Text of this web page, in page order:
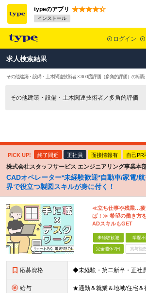
typeのアプリ
インストール
ログイン
求人検索結果
その他建築・設備・土木関連技術者 × 360度評価（多角的評価）の転職
その他建築・設備・土木関連技術者／多角的評価
PICK UP! 終了間近 正社員 面接情報有 自己PR
株式会社スタッフサービス エンジニアリング事業本
CADオペレーター*未経験歓迎*自動車/家電/
界で役立つ製図スキルが身に付く！
≪立ち仕事や残業…疲
ば！≫ 希望の働き方
ADスキルもGET
未経験歓迎 学歴不
完全週休2日 賞与複
応募資格
給与